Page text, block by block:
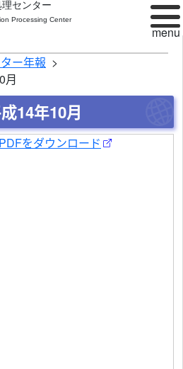
センター
Processing Center
ー年報
月
14年10月
PDFをダウンロード